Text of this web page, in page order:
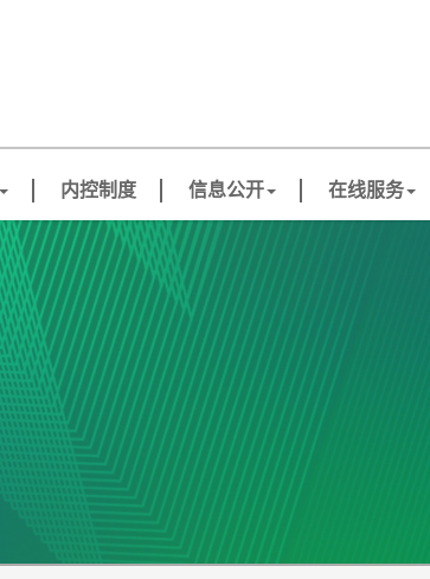
内控制度 信息公开 在线服务